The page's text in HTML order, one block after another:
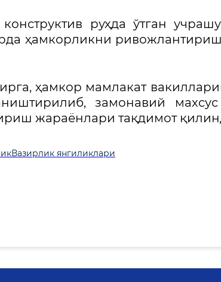
руҳда ўтган
ҳамкорликни
ҳамкор мамлакат
замонавий
жараёнлари тақдимот
Вазирлик янгиликлари